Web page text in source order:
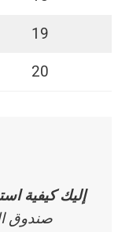
19
20
إليك كيفية
صندوق